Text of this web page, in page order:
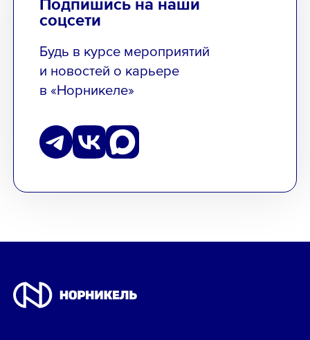
соцсети
Будь в курсе мероприятий
и новостей о карьере
в «Норникеле»